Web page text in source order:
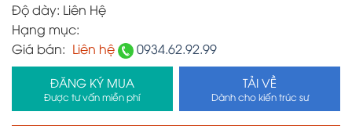
Độ dày: Liên Hệ
Hạng mục:
Giá bán: Liên hệ 0934.62.92.99
ĐĂNG KÝ MUA
Được tư vấn miễn phí
TẢI VỀ
Dành cho kiến trúc sư